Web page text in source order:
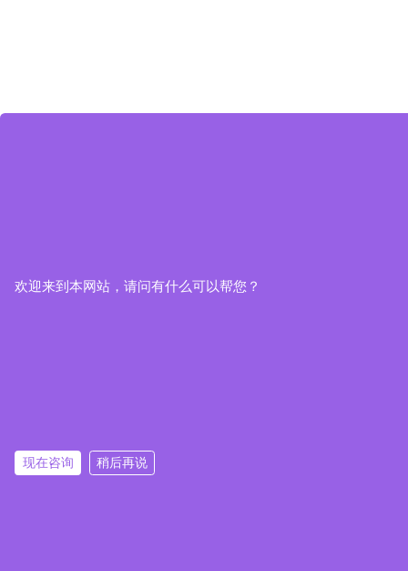
欢迎来到本网站，请问有什么可以帮您？
现在咨询 稍后再说